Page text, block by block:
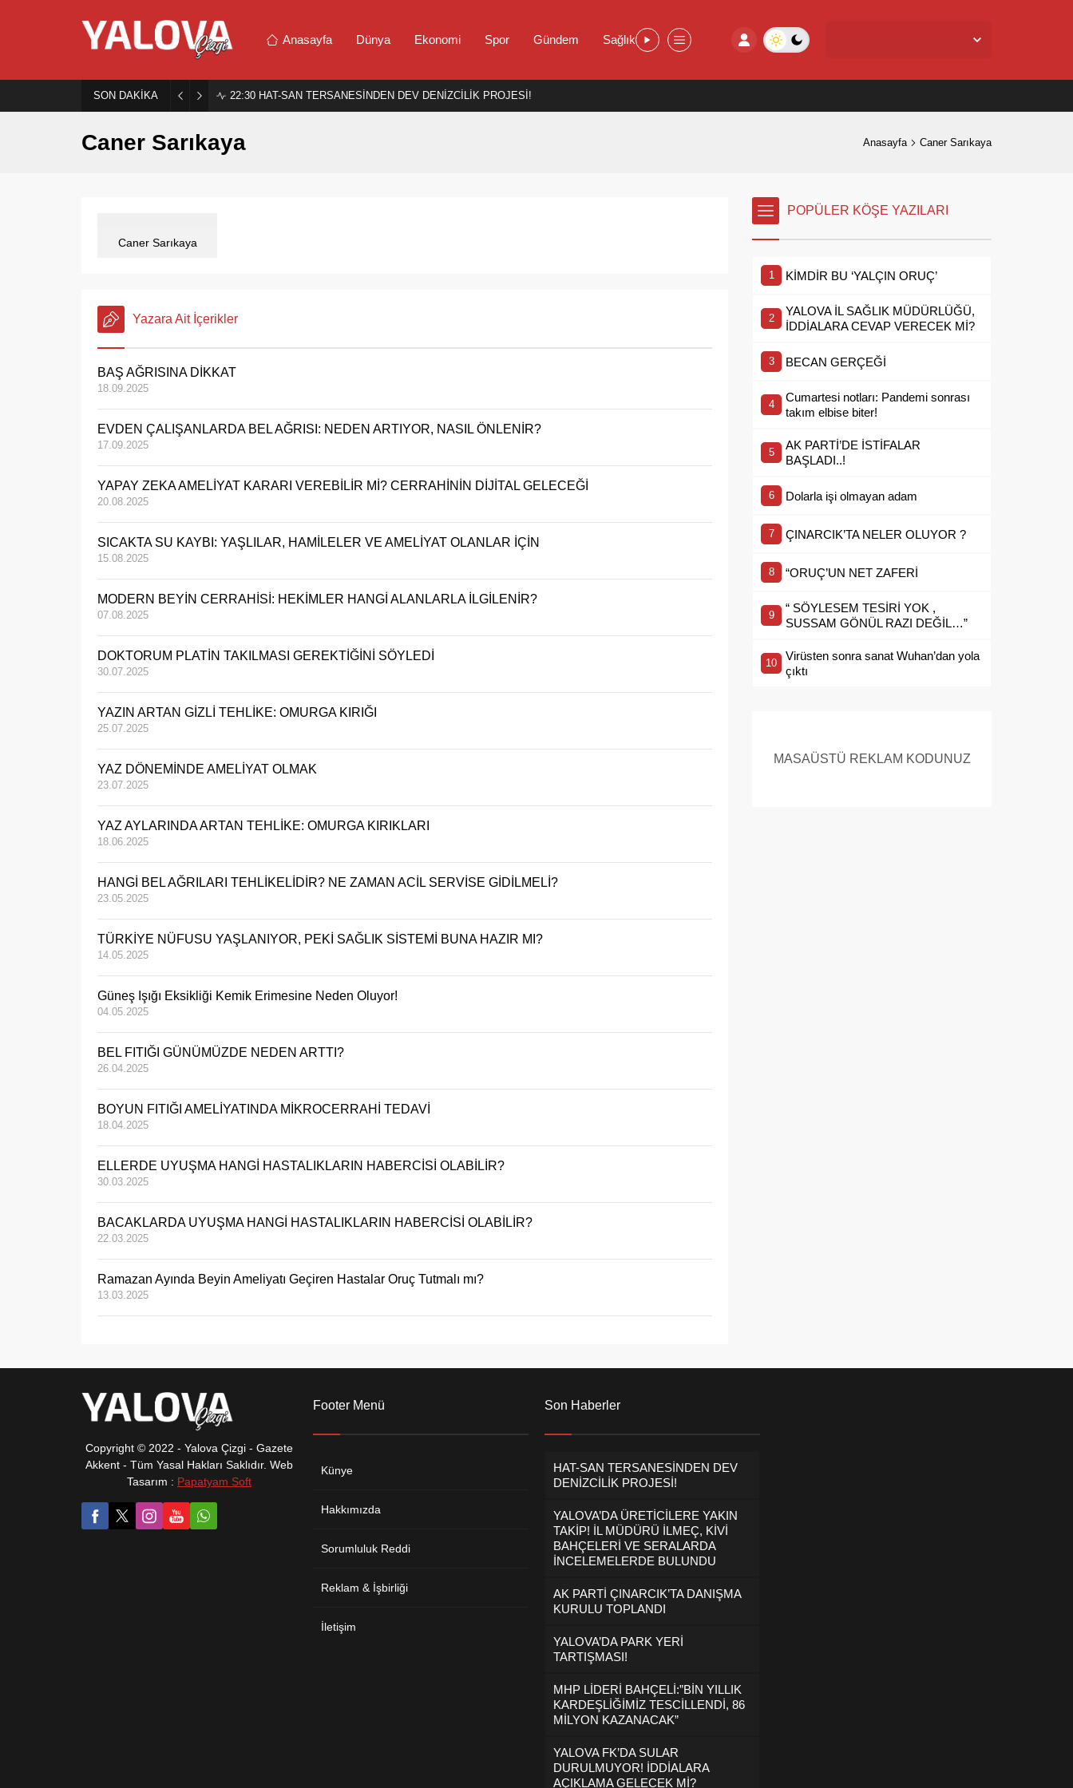
Anasayfa Dünya Ekonomi Spor Gündem Sağlık
SON DAKİKA 22:30 HAT-SAN TERSANESİNDEN DEV DENİZCİLİK PROJESİ!
Caner Sarıkaya Anasayfa Caner Sarıkaya
Caner Sarıkaya
Yazara Ait İçerikler
BAŞ AĞRISINA DİKKAT
18.09.2025
EVDEN ÇALIŞANLARDA BEL AĞRISI: NEDEN ARTIYOR, NASIL ÖNLENİR?
17.09.2025
YAPAY ZEKA AMELİYAT KARARI VEREBİLİR Mİ? CERRAHİNİN DİJİTAL GELECEĞİ
20.08.2025
SICAKTA SU KAYBI: YAŞLILAR, HAMİLELER VE AMELİYAT OLANLAR İÇİN
15.08.2025
MODERN BEYİN CERRAHİSİ: HEKİMLER HANGİ ALANLARLA İLGİLENİR?
07.08.2025
DOKTORUM PLATİN TAKILMASI GEREKTİĞİNİ SÖYLEDİ
30.07.2025
YAZIN ARTAN GİZLİ TEHLİKE: OMURGA KIRIĞI
25.07.2025
YAZ DÖNEMİNDE AMELİYAT OLMAK
23.07.2025
YAZ AYLARINDA ARTAN TEHLİKE: OMURGA KIRIKLARI
18.06.2025
HANGİ BEL AĞRILARI TEHLİKELİDİR? NE ZAMAN ACİL SERVİSE GİDİLMELİ?
23.05.2025
TÜRKİYE NÜFUSU YAŞLANIYOR, PEKİ SAĞLIK SİSTEMİ BUNA HAZIR MI?
14.05.2025
Güneş Işığı Eksikliği Kemik Erimesine Neden Oluyor!
04.05.2025
BEL FITIĞI GÜNÜMÜZDE NEDEN ARTTI?
26.04.2025
BOYUN FITIĞI AMELİYATINDA MİKROCERRAHİ TEDAVİ
18.04.2025
ELLERDE UYUŞMA HANGİ HASTALIKLARIN HABERCİSİ OLABİLİR?
30.03.2025
BACAKLARDA UYUŞMA HANGİ HASTALIKLARIN HABERCİSİ OLABİLİR?
22.03.2025
Ramazan Ayında Beyin Ameliyatı Geçiren Hastalar Oruç Tutmalı mı?
13.03.2025
POPÜLER KÖŞE YAZILARI
KİMDİR BU ‘YALÇIN ORUÇ’
YALOVA İL SAĞLIK MÜDÜRLÜĞÜ,
İDDİALARA CEVAP VERECEK Mİ?
BECAN GERÇEĞİ
Cumartesi notları: Pandemi sonrası
takım elbise biter!
AK PARTİ’DE İSTİFALAR
BAŞLADI..!
Dolarla işi olmayan adam
ÇINARCIK’TA NELER OLUYOR ?
“ORUÇ’UN NET ZAFERİ
“ SÖYLESEM TESİRİ YOK ,
SUSSAM GÖNÜL RAZI DEĞİL…”
Virüsten sonra sanat Wuhan’dan yola
çıktı
MASAÜSTÜ REKLAM KODUNUZ
Copyright © 2022 - Yalova Çizgi - Gazete
Akkent - Tüm Yasal Hakları Saklıdır. Web
Tasarım : Papatyam Soft
Footer Menü
Künye
Hakkımızda
Sorumluluk Reddi
Reklam & İşbirliği
İletişim
Son Haberler
HAT-SAN TERSANESİNDEN DEV
DENİZCİLİK PROJESİ!
YALOVA’DA ÜRETİCİLERE YAKIN
TAKİP! İL MÜDÜRÜ İLMEÇ, KİVİ
BAHÇELERİ VE SERALARDA
İNCELEMELERDE BULUNDU
AK PARTİ ÇINARCIK’TA DANIŞMA
KURULU TOPLANDI
YALOVA’DA PARK YERİ
TARTIŞMASI!
MHP LİDERİ BAHÇELİ:”BİN YILLIK
KARDEŞLİĞİMİZ TESCİLLENDİ, 86
MİLYON KAZANACAK”
YALOVA FK’DA SULAR
DURULMUYOR! İDDİALARA
AÇIKLAMA GELECEK Mİ?